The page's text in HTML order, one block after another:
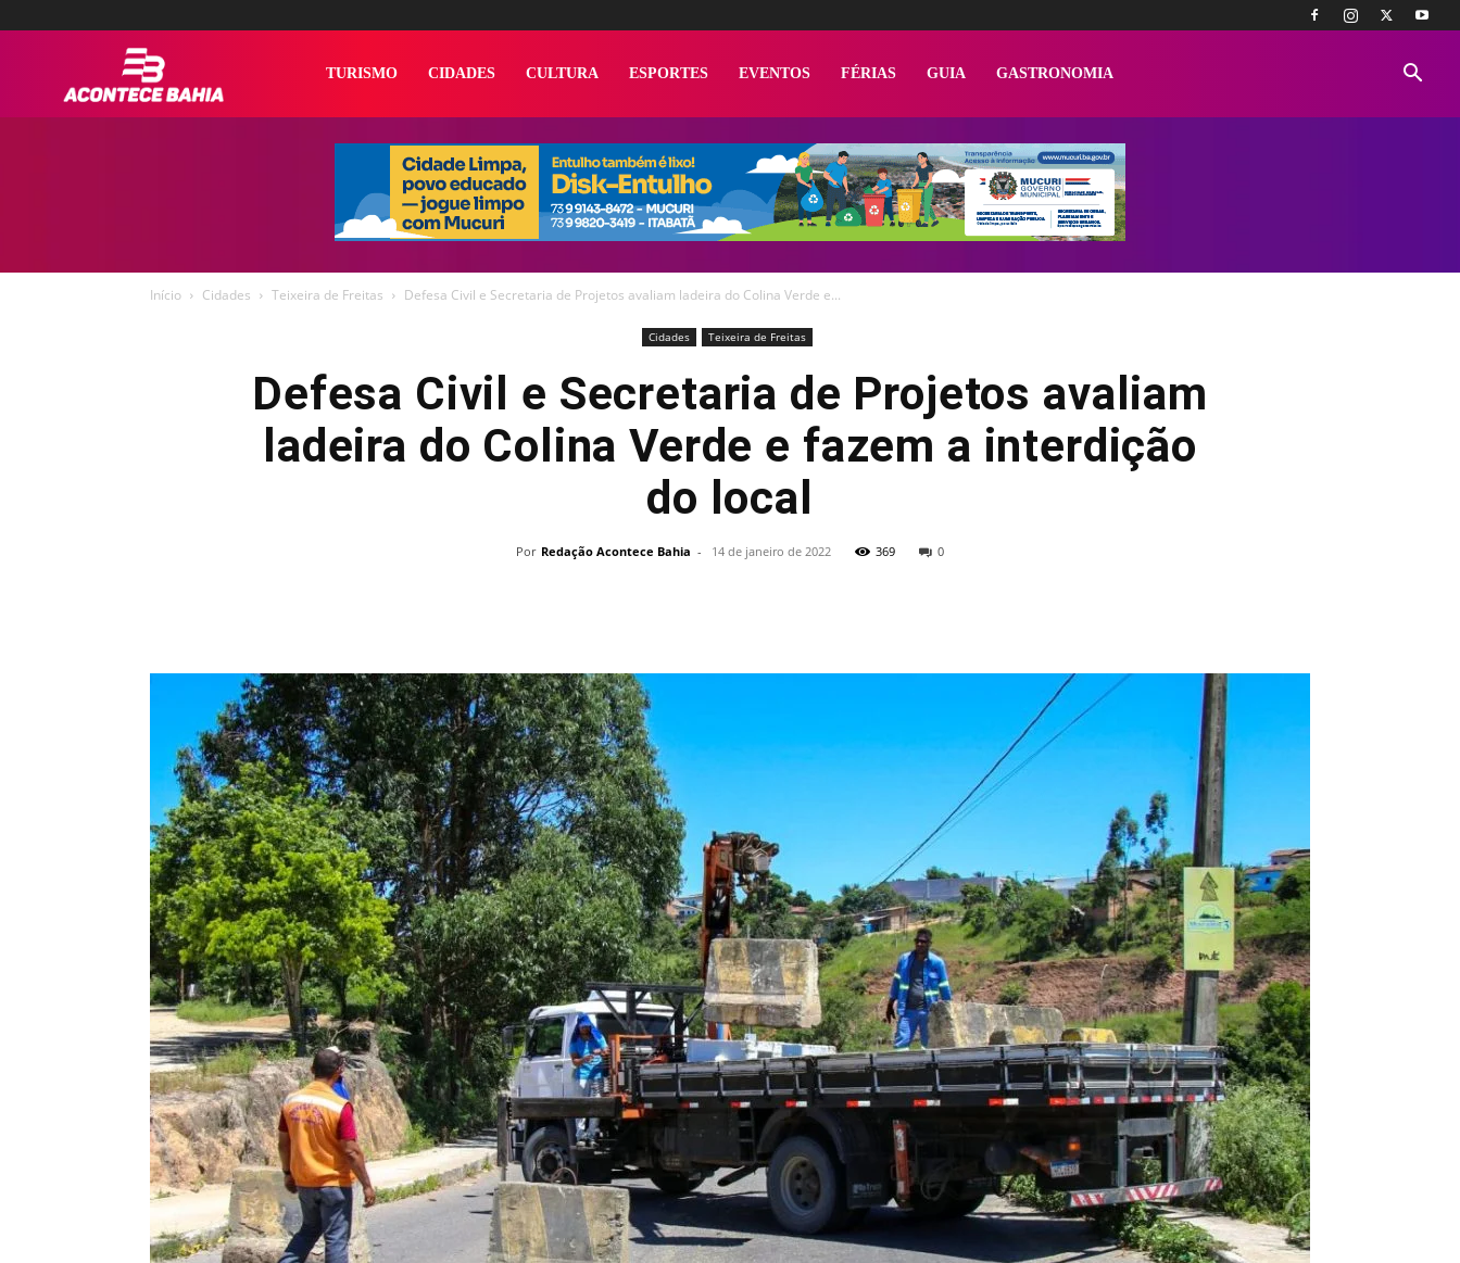
AconteceTURISMO CIDADES CULTURA ESPORTES EVENTOS FÉRIAS GUIA GASTRONOMIA
Início Cidades Teixeira de Freitas Defesa Civil e Secretaria de Projetos avaliam ladeira do Colina Verde e...
Cidades Teixeira de Freitas
Defesa Civil e Secretaria de Projetos avaliam
ladeira do Colina Verde e fazem a interdição
do local
Por Redação Acontece Bahia - 14 de janeiro de 2022 369 0